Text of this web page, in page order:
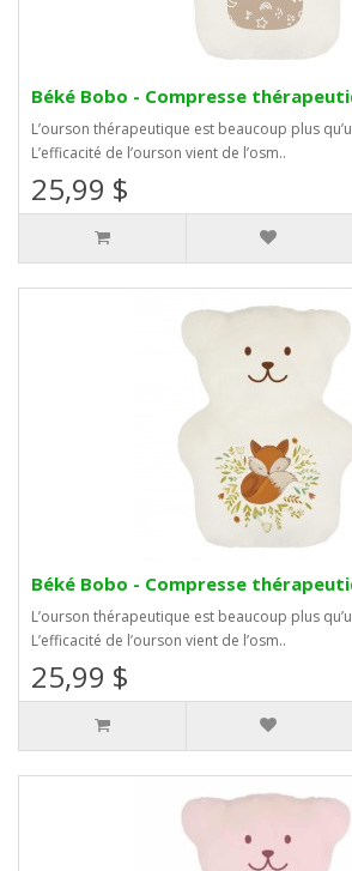
Béké Bobo - Compresse
L’ourson thérapeutique est beaucoup plus
L’efficacité de l’ourson vient de l’osm..
25,99 $
Béké Bobo - Compresse
L’ourson thérapeutique est beaucoup plus
L’efficacité de l’ourson vient de l’osm..
25,99 $